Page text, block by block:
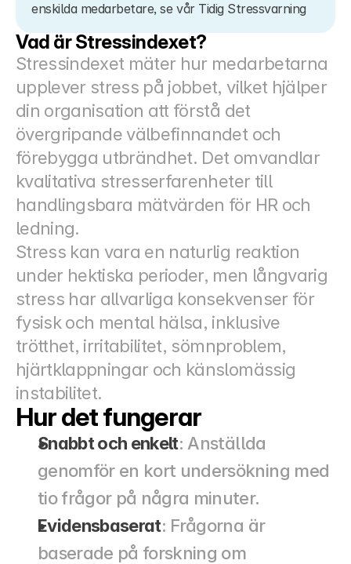
Priser
Swedish
enskilda medarbetare, se vår Tidig Stressvarning
Vad är Stressindexet?
Stressindexet mäter hur medarbetarna
upplever stress på jobbet, vilket hjälper
din organisation att förstå det
övergripande välbefinnandet och
förebygga utbrändhet. Det omvandlar
kvalitativa stresserfarenheter till
handlingsbara mätvärden för HR och
ledning.
Stress kan vara en naturlig reaktion
under hektiska perioder, men långvarig
stress har allvarliga konsekvenser för
fysisk och mental hälsa, inklusive
trötthet, irritabilitet, sömnproblem,
hjärtklappningar och känslomässig
instabilitet.
Hur det fungerar
Snabbt och enkelt: Anställda
genomför en kort undersökning med
tio frågor på några minuter.
Evidensbaserat: Frågorna är
baserade på forskning om